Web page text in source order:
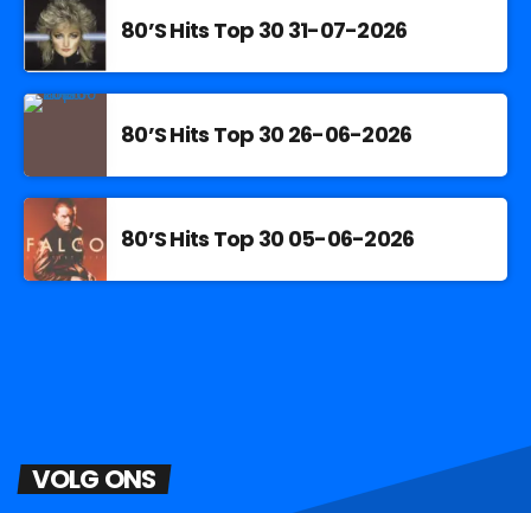
80’S Hits Top 30 31-07-2026
80’S Hits Top 30 26-06-2026
80’S Hits Top 30 05-06-2026
VOLG ONS